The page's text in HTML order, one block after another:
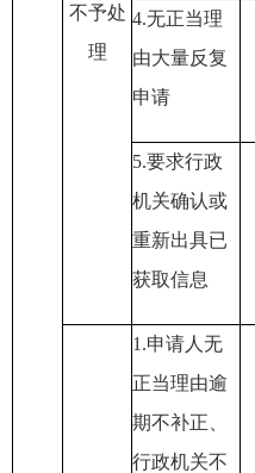
不予处
理
4.无正当理
由大量反复
申请
5.要求行政
机关确认或
重新出具已
获取信息
1.申请人无
正当理由逾
期不补正
行政机关不